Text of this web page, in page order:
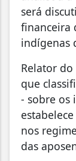
será
financeira
indígenas
Relator
que
- sobre os
nos
das